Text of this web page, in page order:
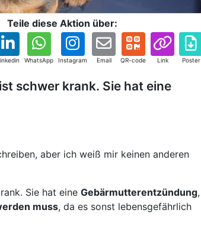
Teile diese Aktion über:
WhatsApp Instagram Email QR-code Link Poster
schwer krank. Sie hat eine
aber ich weiß mir keinen anderen
Sie hat eine Gebärmutterentzündung,
muss, da es sonst lebensgefährlich